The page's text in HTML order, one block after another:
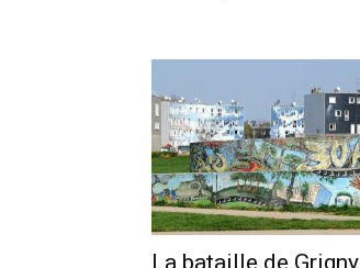
La bataille de Grigny